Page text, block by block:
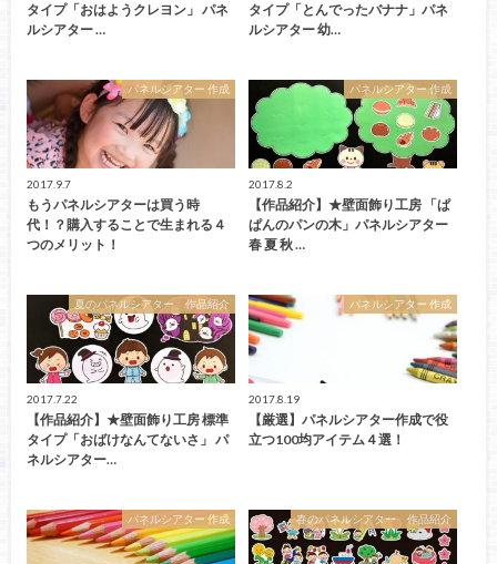
タイプ「おはようクレヨン」 パネ
ルシアター …
タイプ「とんでったバナナ」パネ
ルシアター 幼…
パネルシアター 作成
2017.9.7
もうパネルシアターは買う時
代！？購入することで生まれる４
つのメリット！
パネルシアター 作成
2017.8.2
【作品紹介】★壁面飾り工房 「ぱ
ぱんのパンの木」パネルシアター
春 夏 秋 …
夏のパネルシアター 作品紹介
2017.7.22
【作品紹介】★壁面飾り工房 標準
タイプ「おばけなんてないさ」 パ
ネルシアター…
パネルシアター 作成
2017.8.19
【厳選】パネルシアター作成で役
立つ100均アイテム４選！
パネルシアター 作成 春のパネルシアター 作品紹介